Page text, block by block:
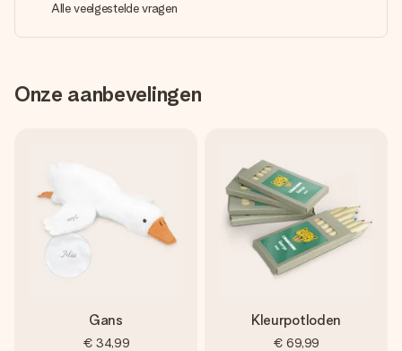
Alle veelgestelde vragen
Onze aanbevelingen
Gans
€ 34,99
Kleurpotloden
€ 69,99